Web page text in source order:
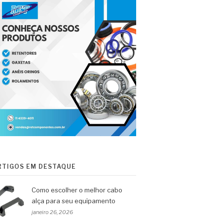
EM DESTAQUE
Como escolher o melhor cabo
alça para seu equipamento
janeiro 26, 2026